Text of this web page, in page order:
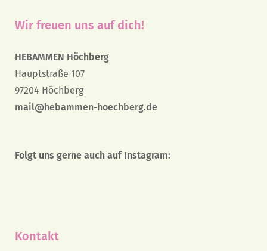
Wir freuen uns auf dich!
HEBAMMEN Höchberg
Hauptstraße 107
97204 Höchberg
mail@hebammen-hoechberg.de
Folgt uns gerne auch auf Instagram:
Kontakt